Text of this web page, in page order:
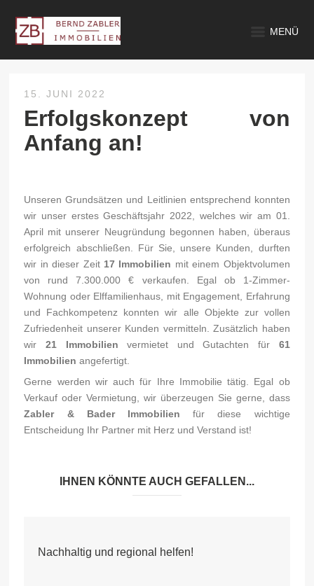
MENÜ
15. JUNI 2022
Erfolgskonzept von
Anfang an!
Unseren Grundsätzen und Leitlinien entsprechend konnten
wir unser erstes Geschäftsjahr 2022, welches wir am 01.
April mit unserer Neugründung begonnen haben, überaus
erfolgreich abschließen. Für Sie, unsere Kunden, durften
wir in dieser Zeit 17 Immobilien mit einem Objektvolumen
von rund 7.300.000 € verkaufen. Egal ob 1-Zimmer-
Wohnung oder Elffamilienhaus, mit Engagement, Erfahrung
und Fachkompetenz konnten wir alle Objekte zur vollen
Zufriedenheit unserer Kunden vermitteln. Zusätzlich haben
wir21 Immobilien vermietet und Gutachten für 61
Immobilien angefertigt.
Gerne werden wir auch für Ihre Immobilie tätig. Egal ob
Verkauf oder Vermietung, wir überzeugen Sie gerne, dass
Zabler & Bader Immobilien für diese wichtige
Entscheidung Ihr Partner mit Herz und Verstand ist!
IHNEN KÖNNTE AUCH GEFALLEN...
Nachhaltig und regional helfen!